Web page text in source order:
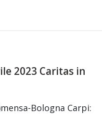
2023 Caritas in
Bologna Carpi: